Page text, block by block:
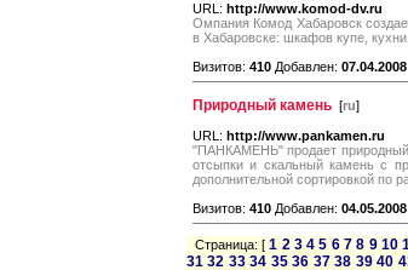
URL: http://www.komod-dv.ru
Омпания Комод Хабаровск
в Хабаровске: шкафов купе,
Визитов: 410 Добавлен: 07.04.2008
Природный камень [ru]
URL: http://www.pankamen.ru
"ПАНКАМЕНЬ" продает природный
отсыпки и скальный камень с
дополнительной сортировкой по
Визитов: 410 Добавлен: 04.05.2008
Страница: [1 2 3 4 5 6 7 8 9 10
31 32 33 34 35 36 37 38 39 40